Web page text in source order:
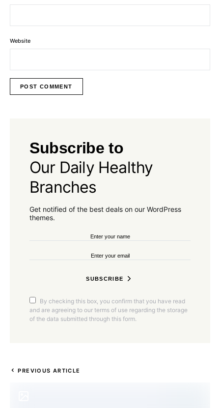
Website
Subscribe to
Our Daily Healthy
Branches
Get notified of the best deals on our WordPress
themes.
SUBSCRIBE
By checking this box, you confirm that you have read
and are agreeing to our terms of use regarding the storage
of the data submitted through this form.
PREVIOUS ARTICLE